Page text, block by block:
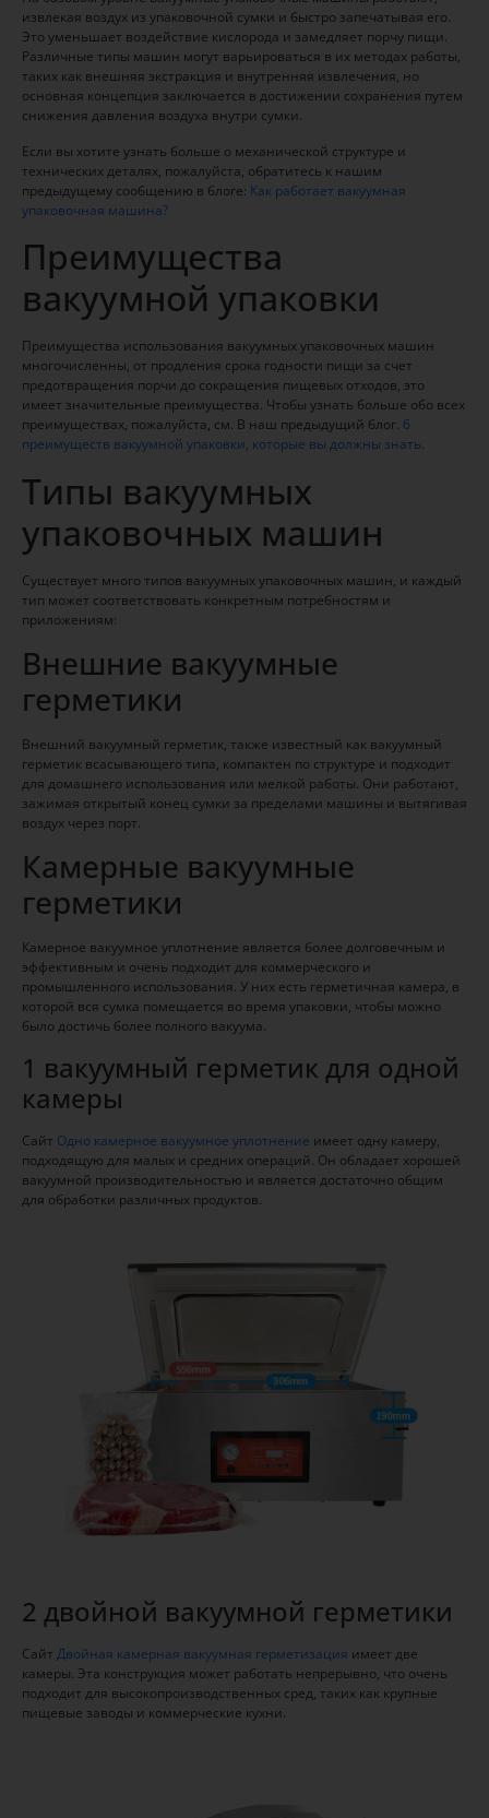
извлекая воздух из упаковочной сумки и быстро запечатывая его.
Это уменьшает воздействие кислорода и замедляет порчу пищи.
Различные типы машин могут варьироваться в их методах работы,
таких как внешняя экстракция и внутренняя извлечения, но
основная концепция заключается в достижении сохранения путем
снижения давления воздуха внутри сумки.
Если вы хотите узнать больше о механической структуре и
технических деталях, пожалуйста, обратитесь к нашим
предыдущему сообщению в блоге: Как работает вакуумная
упаковочная машина?
Преимущества
вакуумной упаковки
Преимущества использования вакуумных упаковочных машин
многочисленны, от продления срока годности пищи за счет
предотвращения порчи до сокращения пищевых отходов, это
имеет значительные преимущества. Чтобы узнать больше обо всех
преимуществах, пожалуйста, см. В наш предыдущий блог. 6
преимуществ вакуумной упаковки, которые вы должны знать.
Типы вакуумных
упаковочных машин
Существует много типов вакуумных упаковочных машин, и каждый
тип может соответствовать конкретным потребностям и
приложениям:
Внешние вакуумные
герметики
Внешний вакуумный герметик, также известный как вакуумный
герметик всасывающего типа, компактен по структуре и подходит
для домашнего использования или мелкой работы. Они работают,
зажимая открытый конец сумки за пределами машины и вытягивая
воздух через порт.
Камерные вакуумные
герметики
Камерное вакуумное уплотнение является более долговечным и
эффективным и очень подходит для коммерческого и
промышленного использования. У них есть герметичная камера, в
которой вся сумка помещается во время упаковки, чтобы можно
было достичь более полного вакуума.
1 вакуумный герметик для одной
камеры
Сайт Одно камерное вакуумное уплотнение имеет одну камеру,
подходящую для малых и средних операций. Он обладает хорошей
вакуумной производительностью и является достаточно общим
для обработки различных продуктов.
2 двойной вакуумной герметики
Сайт Двойная камерная вакуумная герметизация имеет две
камеры. Эта конструкция может работать непрерывно, что очень
подходит для высокопроизводственных сред, таких как крупные
пищевые заводы и коммерческие кухни.